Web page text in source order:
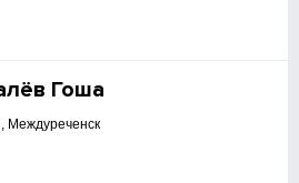
Гоша
Междуреченск